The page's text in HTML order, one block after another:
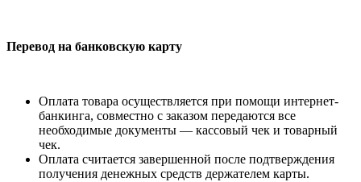
Перевод на банковскую карту
Оплата товара осуществляется при помощи интернет-
банкинга, совместно с заказом передаются все
необходимые документы — кассовый чек и товарный
чек.
Оплата считается завершенной после подтверждения
получения денежных средств держателем карты.